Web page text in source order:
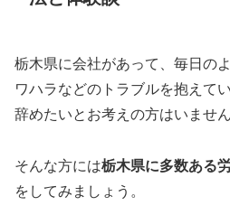
栃木県に会社があって、毎日の
ワハラなどのトラブルを抱えて
辞めたいとお考えの方はいません
そんな方には栃木県に多数ある
をしてみましょう。